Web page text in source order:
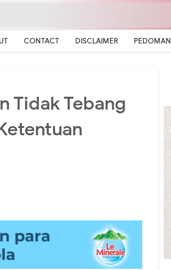
CONTACT DISCLAIMER PEDOMAN
Tidak Tebang